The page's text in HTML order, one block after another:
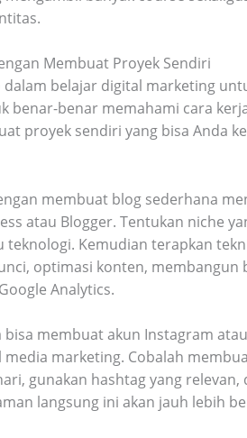
Membuat Proyek Sendiri
belajar digital marketing
benar-benar memahami cara
proyek sendiri yang bisa Anda
membuat blog sederhana
atau Blogger. Tentukan niche
Kemudian terapkan
optimasi konten, membangun
Analytics.
bisa membuat akun Instagram
marketing. Cobalah
gunakan hashtag yang
langsung ini akan jauh lebih